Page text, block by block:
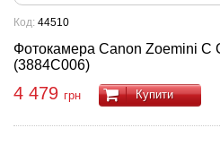
Фотокамера Canon Zoemini C
(3884C006)
Код: 44510
4 479 грн Купити